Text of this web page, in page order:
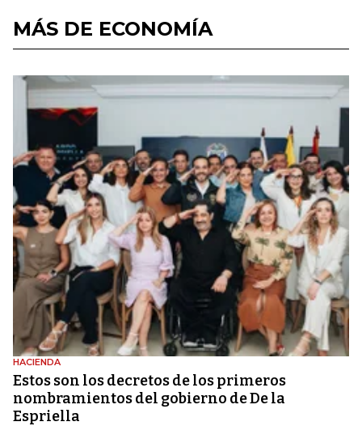
MÁS DE ECONOMÍA
HACIENDA
Estos son los decretos de los primeros
nombramientos del gobierno de De la
Espriella